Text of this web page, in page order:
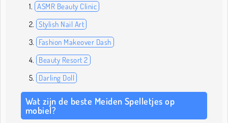
ASMR Beauty Clinic
Stylish Nail Art
Fashion Makeover Dash
Beauty Resort 2
Darling Doll
Wat zijn de beste Meiden Spelletjes op
mobiel?